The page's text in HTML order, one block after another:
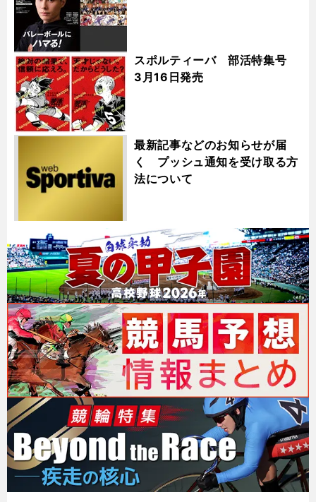
スポルティーバ 部活特集号
3月16日発売
最新記事などのお知らせが届
く プッシュ通知を受け取る方
法について